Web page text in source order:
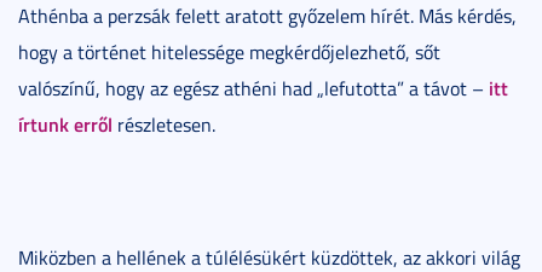
Athénba a perzsák felett aratott győzelem hírét. Más kérdés,
hogy a történet hitelessége megkérdőjelezhető, sőt
valószínű, hogy az egész athéni had „lefutotta” a távot – itt
írtunk erről részletesen.
Miközben a hellének a túlélésükért küzdöttek, az akkori világ